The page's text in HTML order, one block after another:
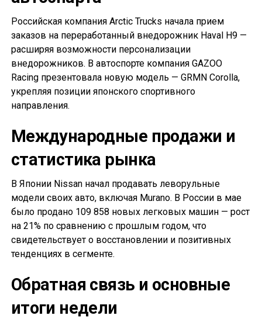
Российская компания Arctic Trucks начала прием
заказов на переработанный внедорожник Haval H9 —
расширяя возможности персонализации
внедорожников. В автоспорте компания GAZOO
Racing презентовала новую модель — GRMN Corolla,
укрепляя позиции японского спортивного
направления.
Международные продажи и
статистика рынка
В Японии Nissan начал продавать леворульные
модели своих авто, включая Murano. В России в мае
было продано 109 858 новых легковых машин — рост
на 21% по сравнению с прошлым годом, что
свидетельствует о восстановлении и позитивных
тенденциях в сегменте.
Обратная связь и основные
итоги недели